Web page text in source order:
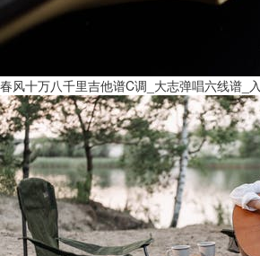
春风十万八千里吉他谱C调_大志弹唱六线谱_